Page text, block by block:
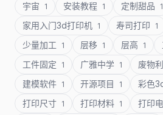
宇宙 1 安装教程 1 定制甜品 1
家用入门3d打印机 1 寿司打印 1
少量加工 1 层移 1 层高 1
工件固定 1 广雅中学 1 废物
建模软件 1 开源项目 1 彩色
打印尺寸 1 打印材料 1 打印